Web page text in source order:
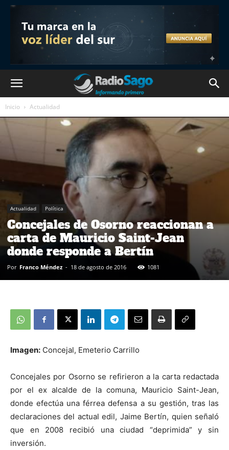
Inicio Actualidad
Actualidad Política
Concejales de Osorno reaccionan a
carta de Mauricio Saint-Jean
donde responde a Bertín
Por Franco Méndez - 18 de agosto de 2016 1081
Imagen: Concejal, Emeterio Carrillo
Concejales por Osorno se refirieron a la carta redactada
por el ex alcalde de la comuna, Mauricio Saint-Jean,
donde efectúa una férrea defensa a su gestión, tras las
declaraciones del actual edil, Jaime Bertín, quien señaló
que en 2008 recibió una ciudad “deprimida” y sin
inversión.